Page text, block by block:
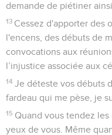
demande de piétiner
13 Cessez d'apporter des
l'encens, des débuts de
convocations aux
l’injustice associée aux
14 Je déteste vos débuts
fardeau qui me pèse, je
15 Quand vous tendez
yeux de vous. Même